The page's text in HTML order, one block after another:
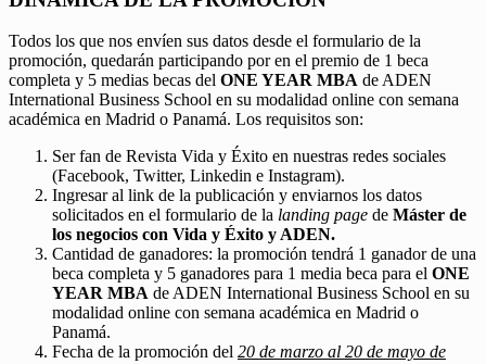
Todos los que nos envíen sus datos desde el formulario de la
promoción, quedarán participando por en el premio de 1 beca
completa y 5 medias becas del ONE YEAR MBA de ADEN
International Business School en su modalidad online con semana
académica en Madrid o Panamá. Los requisitos son:
Ser fan de Revista Vida y Éxito en nuestras redes sociales
(Facebook, Twitter, Linkedin e Instagram).
Ingresar al link de la publicación y enviarnos los datos
solicitados en el formulario de la landing page de Máster de
los negocios con Vida y Éxito y ADEN.
Cantidad de ganadores: la promoción tendrá 1 ganador de una
beca completa y 5 ganadores para 1 media beca para el ONE
YEAR MBA de ADEN International Business School en su
modalidad online con semana académica en Madrid o
Panamá.
Fecha de la promoción del 20 de marzo al 20 de mayo de